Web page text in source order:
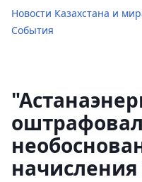
Новости Казахстана и
События